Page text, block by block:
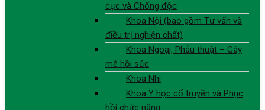
cực và Chống độc
Khoa Nội (bao gồm Tư vấn và
điều trị nghiện chất)
Khoa Ngoại, Phẫu thuật – Gây
mê hồi sức
Khoa Nhi
Khoa Y học cổ truyền và Phục
hồi chức năng